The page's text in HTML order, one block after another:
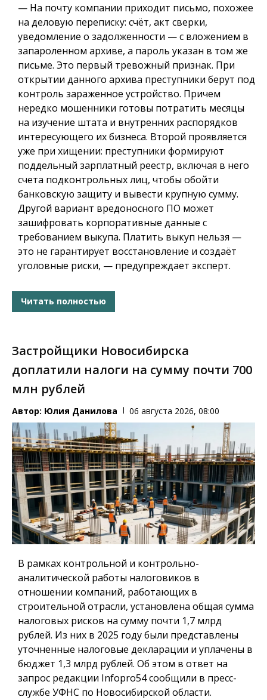
— На почту компании приходит письмо, похожее
на деловую переписку: счёт, акт сверки,
уведомление о задолженности — с вложением в
запароленном архиве, а пароль указан в том же
письме. Это первый тревожный признак. При
открытии данного архива преступники берут под
контроль зараженное устройство. Причем
нередко мошенники готовы потратить месяцы
на изучение штата и внутренних распорядков
интересующего их бизнеса. Второй проявляется
уже при хищении: преступники формируют
поддельный зарплатный реестр, включая в него
счета подконтрольных лиц, чтобы обойти
банковскую защиту и вывести крупную сумму.
Другой вариант вредоносного ПО может
зашифровать корпоративные данные с
требованием выкупа. Платить выкуп нельзя —
это не гарантирует восстановление и создаёт
уголовные риски, — предупреждает эксперт.
Читать полностью
Застройщики Новосибирска
доплатили налоги на сумму почти 700
млн рублей
Автор: Юлия Данилова 06 августа 2026, 08:00
В рамках контрольной и контрольно-
аналитической работы налоговиков в
отношении компаний, работающих в
строительной отрасли, установлена общая сумма
налоговых рисков на сумму почти 1,7 млрд
рублей. Из них в 2025 году были представлены
уточненные налоговые декларации и уплачены в
бюджет 1,3 млрд рублей. Об этом в ответ на
запрос редакции Infopro54 сообщили в пресс-
службе УФНС по Новосибирской области.